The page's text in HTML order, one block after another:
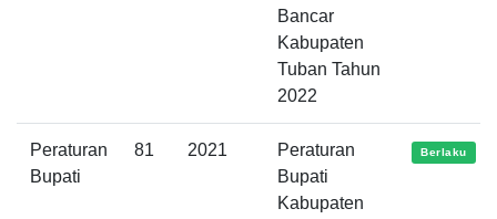
Bancar
Kabupaten
Tuban Tahun
2022
Peraturan
Bupati
81 2021
Peraturan
Bupati
Kabupaten
Berlaku